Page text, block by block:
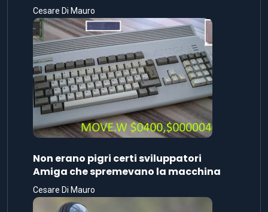
Cesare Di Mauro
Non erano pigri certi sviluppatori
Amiga che spremevano la macchina
Cesare Di Mauro